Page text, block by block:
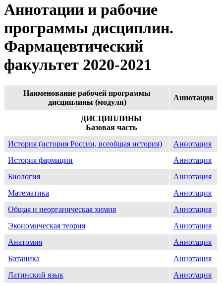
Аннотации и рабочие
программы дисциплин.
Фармацевтический
факультет 2020-2021
Наименование рабочей программы
дисциплины (модуля)
Аннотация
ДИСЦИПЛИНЫ
Базовая часть
История (история России, всеобщая история)
Аннотация
История фармации
Аннотация
Биология
Аннотация
Математика
Аннотация
Общая и неорганическая химия
Аннотация
Экономическая теория
Аннотация
Анатомия
Аннотация
Ботаника
Аннотация
Латинский язык
Аннотация